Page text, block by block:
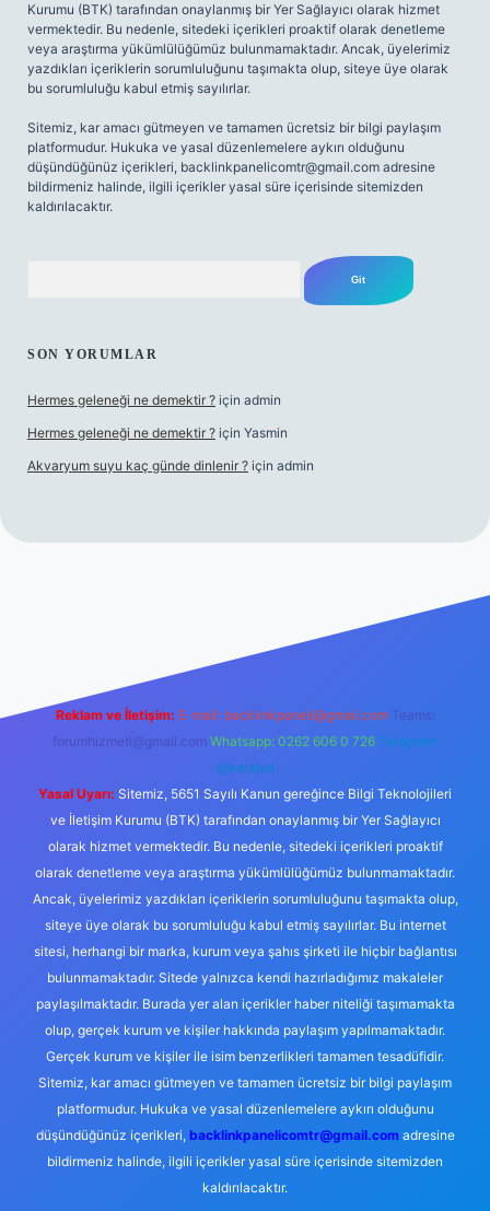
Kurumu (BTK) tarafından onaylanmış bir Yer Sağlayıcı olarak hizmet
vermektedir. Bu nedenle, sitedeki içerikleri proaktif olarak denetleme
veya araştırma yükümlülüğümüz bulunmamaktadır. Ancak, üyelerimiz
yazdıkları içeriklerin sorumluluğunu taşımakta olup, siteye üye olarak
bu sorumluluğu kabul etmiş sayılırlar.
Sitemiz, kar amacı gütmeyen ve tamamen ücretsiz bir bilgi paylaşım
platformudur. Hukuka ve yasal düzenlemelere aykırı olduğunu
düşündüğünüz içerikleri, backlinkpanelicomtr@gmail.com adresine
bildirmeniz halinde, ilgili içerikler yasal süre içerisinde sitemizden
kaldırılacaktır.
SON YORUMLAR
Hermes geleneği ne demektir ? için admin
Hermes geleneği ne demektir ? için Yasmin
Akvaryum suyu kaç günde dinlenir ? için admin
Reklam ve İletişim: E-mail: backlinkpaneli@gmail.com Teams:
forumhizmeti@gmail.com Whatsapp: 0262 606 0 726 Telegram:
@karabul
Yasal Uyarı: Sitemiz, 5651 Sayılı Kanun gereğince Bilgi Teknolojileri
ve İletişim Kurumu (BTK) tarafından onaylanmış bir Yer Sağlayıcı
olarak hizmet vermektedir. Bu nedenle, sitedeki içerikleri proaktif
olarak denetleme veya araştırma yükümlülüğümüz bulunmamaktadır.
Ancak, üyelerimiz yazdıkları içeriklerin sorumluluğunu taşımakta olup,
siteye üye olarak bu sorumluluğu kabul etmiş sayılırlar. Bu internet
sitesi, herhangi bir marka, kurum veya şahıs şirketi ile hiçbir bağlantısı
bulunmamaktadır. Sitede yalnızca kendi hazırladığımız makaleler
paylaşılmaktadır. Burada yer alan içerikler haber niteliği taşımamakta
olup, gerçek kurum ve kişiler hakkında paylaşım yapılmamaktadır.
Gerçek kurum ve kişiler ile isim benzerlikleri tamamen tesadüfidir.
Sitemiz, kar amacı gütmeyen ve tamamen ücretsiz bir bilgi paylaşım
platformudur. Hukuka ve yasal düzenlemelere aykırı olduğunu
düşündüğünüz içerikleri, backlinkpanelicomtr@gmail.comadresine
bildirmeniz halinde, ilgili içerikler yasal süre içerisinde sitemizden
kaldırılacaktır.